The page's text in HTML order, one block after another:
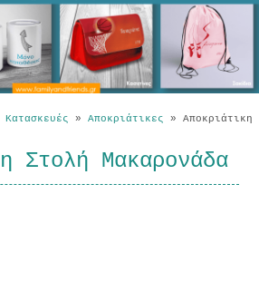
Κατασκευές » Αποκριάτικες » Αποκριάτικη
Στολή Μακαρονάδα